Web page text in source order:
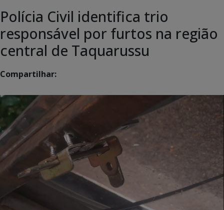
Polícia Civil identifica trio
responsável por furtos na região
central de Taquarussu
Compartilhar: